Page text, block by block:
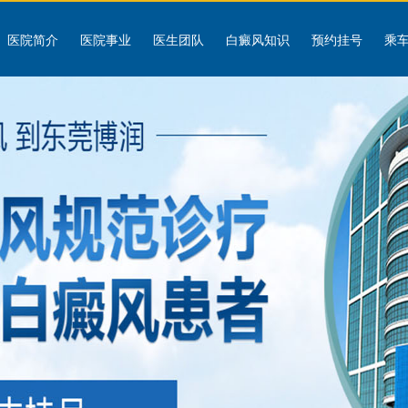
医院简介 医院事业 医生团队 白癜风知识 预约挂号 乘